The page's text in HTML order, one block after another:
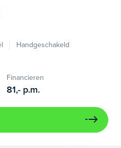
Handgeschakeld
Financieren
81,- p.m.